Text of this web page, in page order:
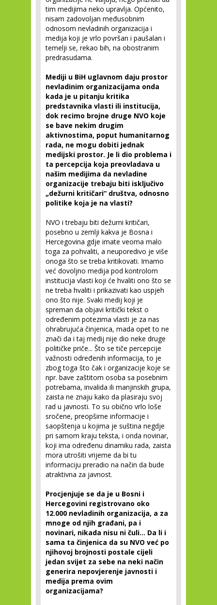
tim medijima neko upravlja. Općenito,
nisam zadovoljan međusobnim
odnosom nevladinih organizacija i
medija koji je vrlo površan i paušalan i
temelji se, rekao bih, na obostranim
predrasudama.
Mediji u BiH uglavnom daju prostor
nevladinim organizacijama onda
kada je u pitanju kritika
predstavnika vlasti ili institucija,
dok recimo brojne druge NVO koje
se bave nekim drugim
aktivnostima, poput humanitarnog
rada, ne mogu dobiti jednak
medijski prostor. Je li dio problema i
ta percepcija koja preovladava u
našim medijima da nevladine
organizacije trebaju biti isključivo
„dežurni kritičari“ društva, odnosno
politike koja je na vlasti?
NVO i trebaju biti dežurni kritičari,
posebno u zemlji kakva je Bosna i
Hercegovina gdje imate veoma malo
toga za pohvaliti, a neuporedivo je više
onoga što se treba kritikovati. Imamo
već dovoljno medija pod kontrolom
institucija vlasti koji će hvaliti ono što se
ne treba hvaliti i prikazivati kao uspjeh
ono što nije. Svaki medij koji je
spreman da objavi kritički tekst o
određenim potezima vlasti je za nas
ohrabrujuća činjenica, mada opet to ne
znači da i taj medij nije dio neke druge
političke priče... Što se tiče percepcije
važnosti određenih informacija, to je
zbog toga što čak i organizacije koje se
npr. bave zaštitom osoba sa posebnim
potrebama, invalida ili manjinskih grupa,
zaista ne znaju kako da plasiraju svoj
rad u javnosti. To su obično vrlo loše
sročene, preopširne informacije i
saopštenja u kojima je suština negdje
pri samom kraju teksta, i onda novinar,
koji ima određenu dinamiku rada, zaista
mora utrošiti vrijeme da bi tu
informaciju preradio na način da bude
atraktivna za javnost.
Procjenjuje se da je u Bosni i
Hercegovini registrovano oko
12.000 nevladinih organizacija, a za
mnoge od njih građani, pa i
novinari, nikada nisu ni čuli... Da li i
sama ta činjenica da su NVO već po
njihovoj brojnosti postale cijeli
jedan svijet za sebe na neki način
generira nepovjerenje javnosti i
medija prema ovim
organizacijama?